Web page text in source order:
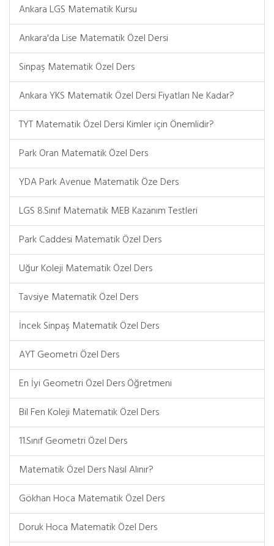
Ankara LGS Matematik Kursu
Ankara'da Lise Matematik Özel Dersi
Sinpaş Matematik Özel Ders
Ankara YKS Matematik Özel Dersi Fiyatları Ne Kadar?
TYT Matematik Özel Dersi Kimler için Önemlidir?
Park Oran Matematik Özel Ders
YDA Park Avenue Matematik Öze Ders
LGS 8.Sınıf Matematik MEB Kazanım Testleri
Park Caddesi Matematik Özel Ders
Uğur Koleji Matematik Özel Ders
Tavsiye Matematik Özel Ders
İncek Sinpaş Matematik Özel Ders
AYT Geometri Özel Ders
En İyi Geometri Özel Ders Öğretmeni
Bil Fen Koleji Matematik Özel Ders
11.Sınıf Geometri Özel Ders
Matematik Özel Ders Nasıl Alınır?
Gökhan Hoca Matematik Özel Ders
Doruk Hoca Matematik Özel Ders